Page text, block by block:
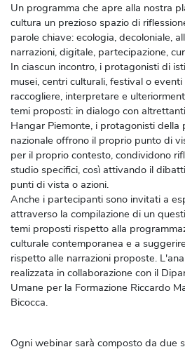
Un programma che apre alla nostra
cultura un prezioso spazio di
parole chiave: ecologia, decoloniale,
narrazioni, digitale, partecipazione,
In ciascun incontro, i protagonisti di
musei, centri culturali, festival o
raccogliere, interpretare e
temi proposti: in dialogo con
Hangar Piemonte, i protagonisti della
nazionale offrono il proprio punto di
per il proprio contesto, condividono
studio specifici, così attivando il
punti di vista o azioni.
Anche i partecipanti sono invitati a
attraverso la compilazione di un
temi proposti rispetto alla
culturale contemporanea e a
rispetto alle narrazioni proposte.
realizzata in collaborazione con il
Umane per la Formazione Riccardo
Bicocca.
Ogni webinar sarà composto da due